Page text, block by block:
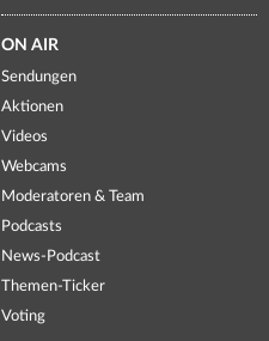
ON AIR
Sendungen
Aktionen
Videos
Webcams
Moderatoren & Team
Podcasts
News-Podcast
Themen-Ticker
Voting